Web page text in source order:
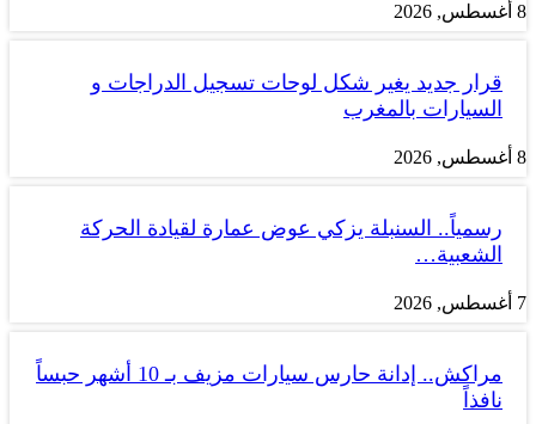
8 أغسطس, 2026
قرار جديد يغير شكل لوحات تسجيل الدراجات و
السيارات بالمغرب
8 أغسطس, 2026
رسمياً.. السنبلة يزكي عوض عمارة لقيادة الحركة
الشعبية…
7 أغسطس, 2026
مراكش.. إدانة حارس سيارات مزيف بـ 10 أشهر حبساً
نافذاً